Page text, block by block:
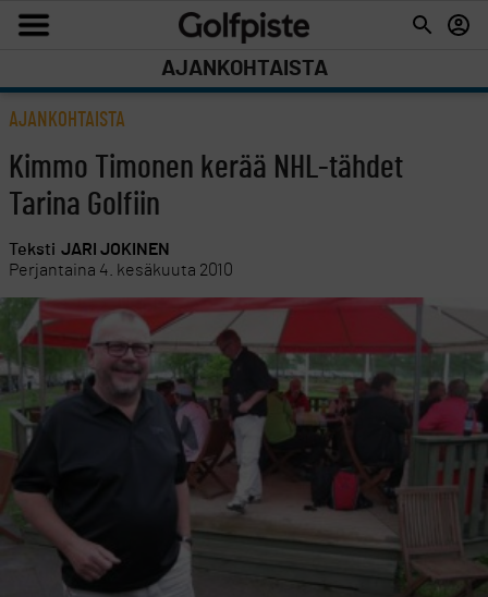
AJANKOHTAISTA
AJANKOHTAISTA
Kimmo Timonen kerää NHL-tähdet
Tarina Golfiin
Teksti JARI JOKINEN
Perjantaina 4. kesäkuuta 2010